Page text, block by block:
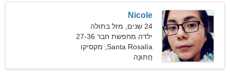
Nicole
24 שנים, מזל בתולה
ילדה מחפשת חבר 27-36
Santa Rosalía, מקסיקו
חֲתוּנָה